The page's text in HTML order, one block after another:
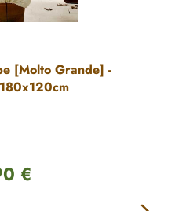
[Molto Grande] -
Preis:
€